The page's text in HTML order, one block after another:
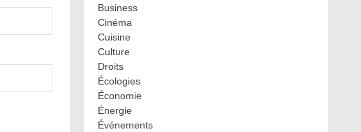
Business
Cinéma
Cuisine
Culture
Droits
Écologies
Économie
Énergie
Événements